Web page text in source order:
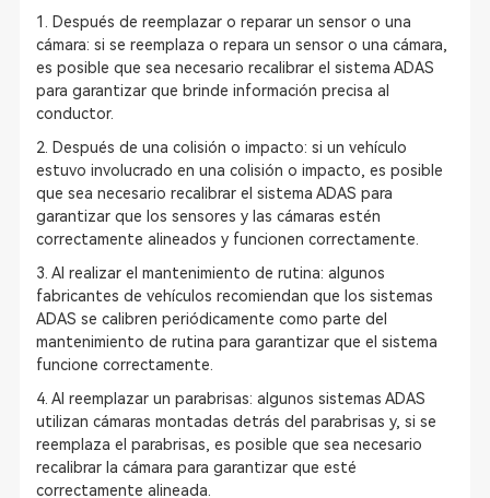
1. Después de reemplazar o reparar un sensor o una
cámara: si se reemplaza o repara un sensor o una cámara,
es posible que sea necesario recalibrar el sistema ADAS
para garantizar que brinde información precisa al
conductor.
2. Después de una colisión o impacto: si un vehículo
estuvo involucrado en una colisión o impacto, es posible
que sea necesario recalibrar el sistema ADAS para
garantizar que los sensores y las cámaras estén
correctamente alineados y funcionen correctamente.
3. Al realizar el mantenimiento de rutina: algunos
fabricantes de vehículos recomiendan que los sistemas
ADAS se calibren periódicamente como parte del
mantenimiento de rutina para garantizar que el sistema
funcione correctamente.
4. Al reemplazar un parabrisas: algunos sistemas ADAS
utilizan cámaras montadas detrás del parabrisas y, si se
reemplaza el parabrisas, es posible que sea necesario
recalibrar la cámara para garantizar que esté
correctamente alineada.